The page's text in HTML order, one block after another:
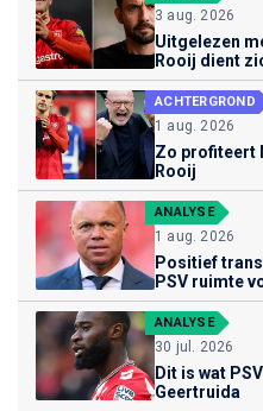
3 aug. 2026
Uitgelezen
Rooij dient
ACHTERGROND
1 aug. 2026
Zo profiteert
Rooij
ANALYSE
1 aug. 2026
Positief
PSV ruimte
ANALYSE
30 jul. 2026
Dit is wat
Geertruida